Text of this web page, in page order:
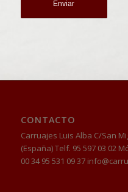
CONTACTO
Carruajes Luis Alba C/San
(España) Telf. 95 597 03 02
00 34 95 531 09 37